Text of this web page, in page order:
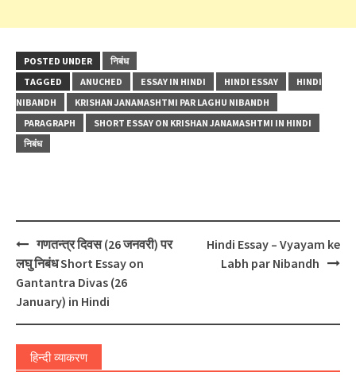
POSTED UNDER
निबंध
TAGGED
ANUCHED ESSAY IN HINDI HINDI ESSAY
HINDI
NIBANDH
KRISHAN JANAMASHTMI PAR LAGHU NIBANDH
PARAGRAPH
SHORT ESSAY ON KRISHAN JANAMASHTMI IN HINDI
निबंध
Post
navigation
गणतन्त्र दिवस (26 जनवरी) पर
लघु निबंध Short Essay on
Gantantra Divas (26
January) in Hindi
Hindi Essay – Vyayam ke
Labh par Nibandh
हिन्दी व्याकरण